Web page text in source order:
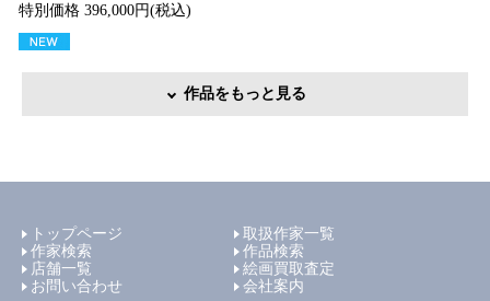
特別価格 396,000円(税込)
作品をもっと見る
トップページ
取扱作家一覧
作家検索
作品検索
店舗一覧
絵画買取査定
お問い合わせ
会社案内